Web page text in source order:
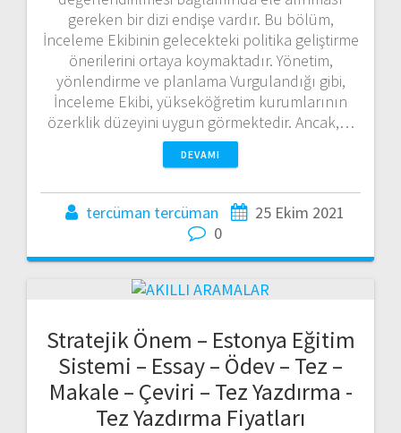
gereken bir dizi endişe vardır. Bu bölüm,
İnceleme Ekibinin gelecekteki politika geliştirme
önerilerini ortaya koymaktadır. Yönetim,
yönlendirme ve planlama Vurgulandığı gibi,
İnceleme Ekibi, yükseköğretim kurumlarının
özerklik düzeyini uygun görmektedir. Ancak,…
DEVAMI
tercüman tercüman
25 Ekim 2021
0
Stratejik Önem – Estonya Eğitim
Sistemi – Essay – Ödev – Tez –
Makale – Çeviri – Tez Yazdırma -
Tez Yazdırma Fiyatları